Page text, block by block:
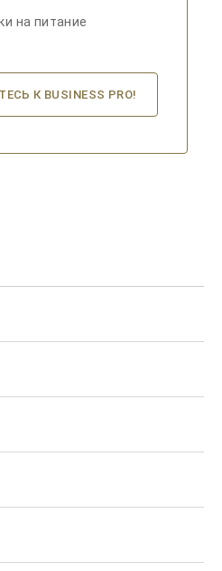
на питание
К BUSINESS PRO!